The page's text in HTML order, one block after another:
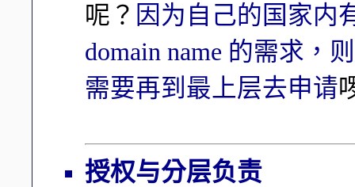
呢？ 因为自己的国家内
domain name 的需求，
需要再到最上层去申请
授权与分层负责